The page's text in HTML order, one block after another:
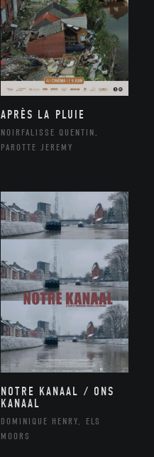
APRÈS LA PLUIE
NOIRFALISSE QUENTIN,
PAROTTE JEREMY
NOTRE KANAAL / ONS
KANAAL
DOMINIQUE HENRY, ELS
MOORS